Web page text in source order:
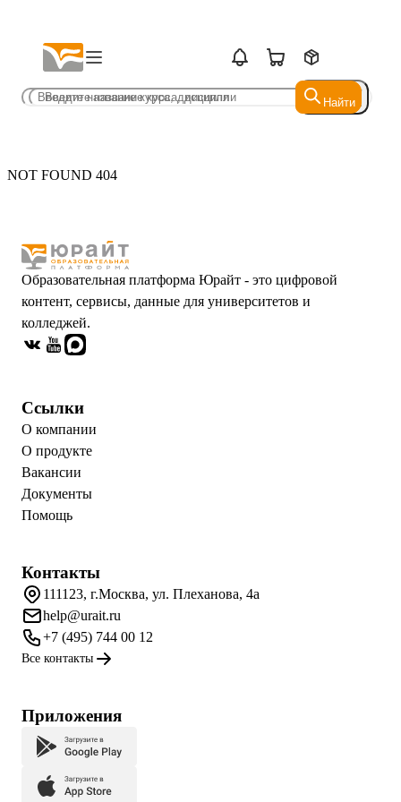
Найти
Найти
NOT FOUND 404
Образовательная платформа Юрайт - это цифровой
контент, сервисы, данные для университетов и
колледжей.
Ссылки
О компании
О продукте
Вакансии
Документы
Помощь
Контакты
111123, г.Москва, ул. Плеханова, 4а
help@urait.ru
+7 (495) 744 00 12
Все контакты
Приложения